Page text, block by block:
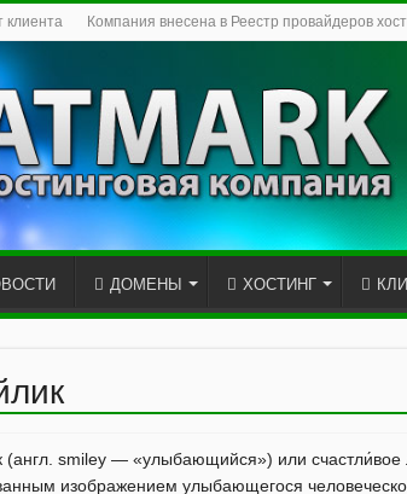
клиента Компания внесена в Реестр провайдеров
ДОМЕНЫ ХОСТИНГ
(англ. smiley — «улыбающийся») или
изображением улыбающегося